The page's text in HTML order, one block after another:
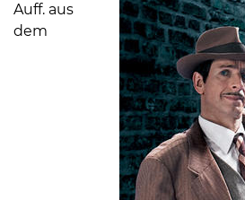
Auff. aus
dem